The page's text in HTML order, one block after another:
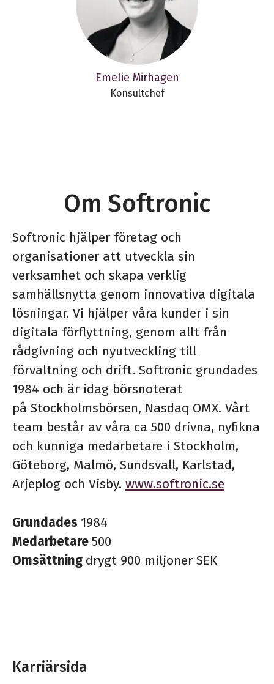
Emelie Mirhagen
Konsultchef
Om Softronic
Softronic hjälper företag och
organisationer att utveckla sin
verksamhet och skapa verklig
samhällsnytta genom innovativa digitala
lösningar. Vi hjälper våra kunder i sin
digitala förflyttning, genom allt från
rådgivning och nyutveckling till
förvaltning och drift. Softronic grundades
1984 och är idag börsnoterat
på Stockholmsbörsen, Nasdaq OMX. Vårt
team består av våra ca 500 drivna, nyfikna
och kunniga medarbetare i Stockholm,
Göteborg, Malmö, Sundsvall, Karlstad,
Arjeplog och Visby. www.softronic.se
Grundades 1984
Medarbetare500
Omsättning drygt 900 miljoner SEK
Karriärsida